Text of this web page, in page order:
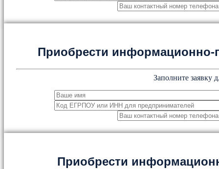
Приобрести
Заполните заявку
Приобрести